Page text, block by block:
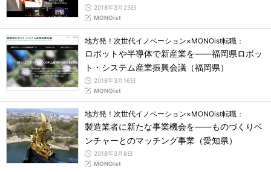
2018年3月23日
MONOist
地方発！次世代イノベーション×MONOist転職：
ロボットや半導体で新産業を――福岡県ロボッ
ト・システム産業振興会議（福岡県）
2018年3月16日
MONOist
地方発！次世代イノベーション×MONOist転職：
製造業者に新たな事業機会を――ものづくりベ
ンチャーとのマッチング事業（愛知県）
2018年3月8日
MONOist